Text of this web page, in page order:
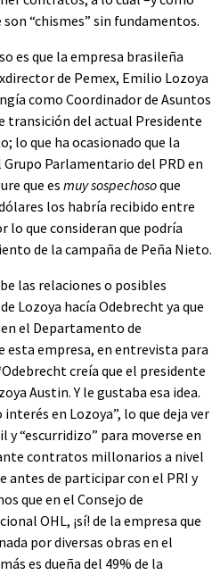
“chismes” sin fundamentos.
es que la empresa brasileña
de Pemex, Emilio Lozoya
como Coordinador de Asuntos
transición del actual Presidente
lo que ha ocasionado que la
Parlamentario del PRD en
que es muy sospechosoque
los habría recibido entre
lo que consideran que podría
de la campaña de Peña Nieto.
las relaciones o posibles
Lozoya hacía Odebrecht ya que
el Departamento de
esta empresa, en entrevista para
creía que el presidente
Austin. Y le gustaba esa idea.
en Lozoya”, lo que deja ver
y “escurridizo” para moverse en
contratos millonarios a nivel
antes de participar con el PRI y
que en el Consejo de
OHL, ¡sí! de la empresa que
por diversas obras en el
es dueña del 49% de la